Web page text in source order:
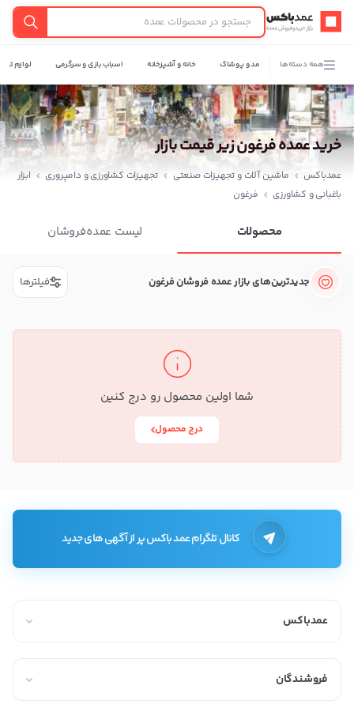
عمدباکس — بازگشت به صفحه اصلی
جستجو
همه دسته‌ها مد و پوشاک خانه و آشپزخانه اسباب بازی و سرگرمی لوازم
خرید عمده فرغون زیر قیمت بازار
عمدباکس ماشین آلات و تجهیزات صنعتی تجهیزات کشاورزی و دامپروری
ابزار
باغبانی و کشاورزی
فرغون
محصولات لیست عمده‌فروشان
جدیدترین‌های بازار عمده فروشان فرغون فیلترها
شما اولین محصول رو درج کنین
درج محصول
کانال تلگرام عمد باکس پر از آگهی های جدید
عمدباکس
فروشندگان